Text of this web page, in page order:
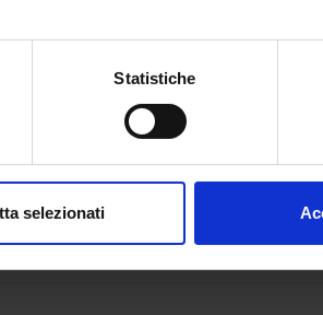
con un'approssimazione di qualche
Dichiarazione sui cookie.
Statistiche
selezionati
for a Basic Constructive Modal